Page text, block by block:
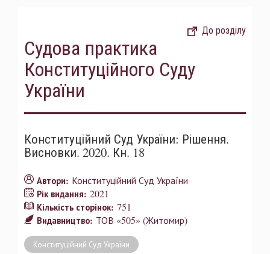
До розділу
Судова практика
Конституційного Суду
України
Конституційний Суд України: Рішення.
Висновки. 2020. Кн. 18
Автори: Конституційний Суд України
Рік видання: 2021
Кількість сторінок: 751
Видавництво: ТОВ «505» (Житомир)
Конституційний Суд України